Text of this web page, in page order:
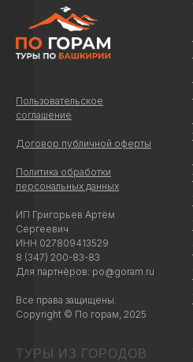
Пользовательское
соглашение
Договор публичной оферты
Политика обработки
персональных данных
ИП Григорьев Артём
Сергеевич
ИНН 027809413529
8 (347) 200-83-83
Для партнёров: po@goram.ru
Все права защищены.
Copyright © По горам, 2025
ТУРЫ ИЗ ГОРОДОВ